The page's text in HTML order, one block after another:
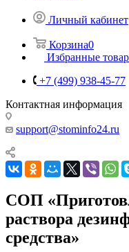
Личный кабинет
Корзина0
Избранные
+7 (499) 938-45-77
Контактная информация
support@stominfo24.ru
СОП
раствора
средства»